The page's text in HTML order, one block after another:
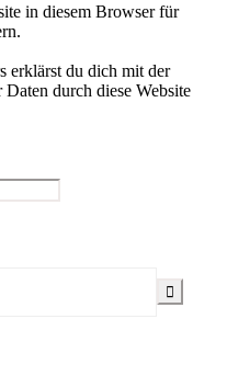
in diesem Browser für
erklärst du dich mit der
durch diese Website